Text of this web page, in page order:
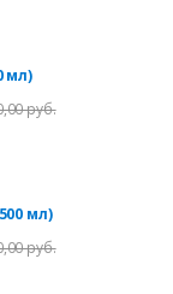
мл)
руб.
мл)
руб.